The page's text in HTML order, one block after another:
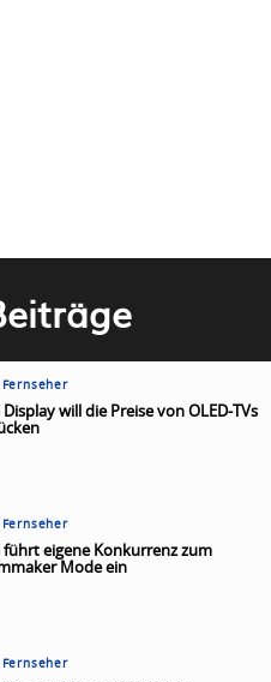
Fernseher
Display will die Preise von OLED-TVs
Fernseher
führt eigene Konkurrenz zum
Mode ein
Fernseher